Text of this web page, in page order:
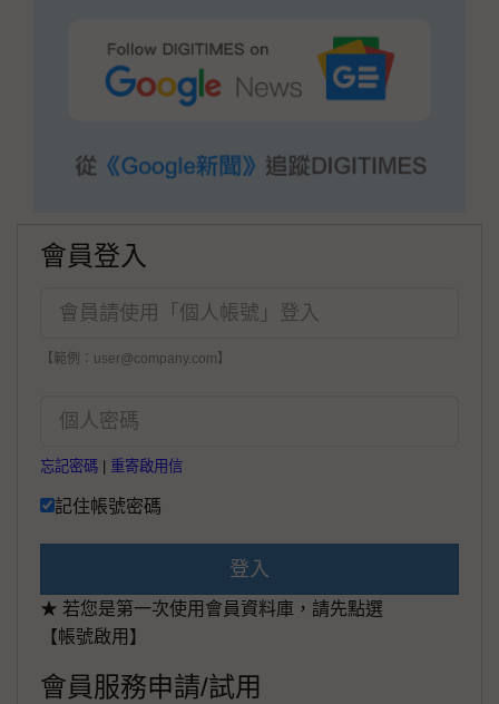
會員登入
【範例：user@company.com】
忘記密碼 重寄啟用信
記住帳號密碼
登入
★ 若您是第一次使用會員資料庫，請先點選
【帳號啟用】
會員服務申請/試用